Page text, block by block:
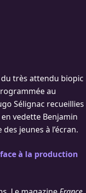
du très attendu biopic
au
Sélignac recueillies
vedette Benjamin
jeunes à l’écran.
à la production